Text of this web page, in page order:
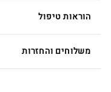
הוראות טיפול
משלוחים והחזרות